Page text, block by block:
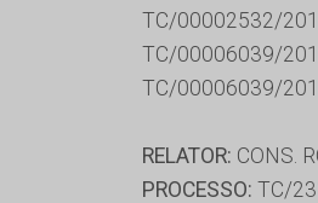
TC/00002532/
TC/00006039/
TC/00006039/
RELATOR: CONS.
PROCESSO: TC/